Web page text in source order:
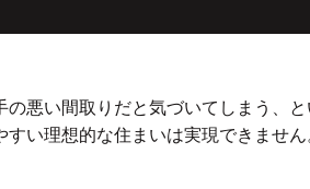
悪い間取りだと気づいてしまう、と
い理想的な住まいは実現できません